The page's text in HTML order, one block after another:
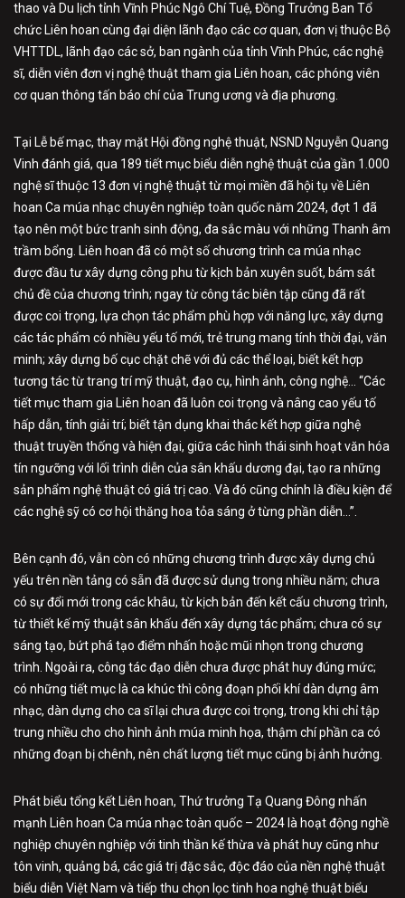
thao và Du lịch tỉnh Vĩnh Phúc Ngô Chí Tuệ, Đồng Trưởng Ban Tổ
chức Liên hoan cùng đại diện lãnh đạo các cơ quan, đơn vị thuộc Bộ
VHTTDL, lãnh đạo các sở, ban ngành của tỉnh Vĩnh Phúc, các nghệ
sĩ, diễn viên đơn vị nghệ thuật tham gia Liên hoan, các phóng viên
cơ quan thông tấn báo chí của Trung ương và địa phương.
Tại Lễ bế mạc, thay mặt Hội đồng nghệ thuật, NSND Nguyễn Quang
Vinh đánh giá, qua 189 tiết mục biểu diễn nghệ thuật của gần 1.000
nghệ sĩ thuộc 13 đơn vị nghệ thuật từ mọi miền đã hội tụ về Liên
hoan Ca múa nhạc chuyên nghiệp toàn quốc năm 2024, đợt 1 đã
tạo nên một bức tranh sinh động, đa sắc màu với những Thanh âm
trầm bổng. Liên hoan đã có một số chương trình ca múa nhạc
được đầu tư xây dựng công phu từ kịch bản xuyên suốt, bám sát
chủ đề của chương trình; ngay từ công tác biên tập cũng đã rất
được coi trọng, lựa chọn tác phẩm phù hợp với năng lực, xây dựng
các tác phẩm có nhiều yếu tố mới, trẻ trung mang tính thời đại, văn
minh; xây dựng bố cục chặt chẽ với đủ các thể loại, biết kết hợp
tương tác từ trang trí mỹ thuật, đạo cụ, hình ảnh, công nghệ… “Các
tiết mục tham gia Liên hoan đã luôn coi trọng và nâng cao yếu tố
hấp dẫn, tính giải trí; biết tận dụng khai thác kết hợp giữa nghệ
thuật truyền thống và hiện đại, giữa các hình thái sinh hoạt văn hóa
tín ngưỡng với lối trình diễn của sân khấu dương đại, tạo ra những
sản phẩm nghệ thuật có giá trị cao. Và đó cũng chính là điều kiện để
các nghệ sỹ có cơ hội thăng hoa tỏa sáng ở từng phần diễn…”.
Bên cạnh đó, vẫn còn có những chương trình được xây dựng chủ
yếu trên nền tảng có sẵn đã được sử dụng trong nhiều năm; chưa
có sự đổi mới trong các khâu, từ kịch bản đến kết cấu chương trình,
từ thiết kế mỹ thuật sân khấu đến xây dựng tác phẩm; chưa có sự
sáng tạo, bứt phá tạo điểm nhấn hoặc mũi nhọn trong chương
trình. Ngoài ra, công tác đạo diễn chưa được phát huy đúng mức;
có những tiết mục là ca khúc thì công đoạn phối khí dàn dựng âm
nhạc, dàn dựng cho ca sĩ lại chưa được coi trọng, trong khi chỉ tập
trung nhiều cho cho hình ảnh múa minh họa, thậm chí phần ca có
những đoạn bị chênh, nên chất lượng tiết mục cũng bị ảnh hưởng.
Phát biểu tổng kết Liên hoan, Thứ trưởng Tạ Quang Đông nhấn
mạnh Liên hoan Ca múa nhạc toàn quốc – 2024 là hoạt động nghề
nghiệp chuyên nghiệp với tinh thần kế thừa và phát huy cũng như
tôn vinh, quảng bá, các giá trị đặc sắc, độc đáo của nền nghệ thuật
biểu diễn Việt Nam và tiếp thu chọn lọc tinh hoa nghệ thuật biểu